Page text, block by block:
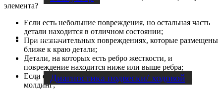
Диагностика
Диагностика подвески/ ходовой
элемента?
Если есть небольшие повреждения, но остальная часть
детали находится в отличном состоянии;
При незначительных повреждениях, которые размещены
ближе к краю детали;
Детали, на которых есть ребро жесткости, и
повреждение находится ниже или выше ребра;
Если есть молдинги и переход можно скрыть под
молдинг;